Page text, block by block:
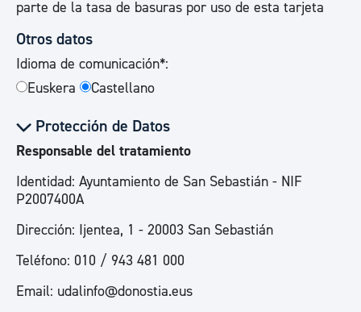
parte de la tasa de basuras por uso de esta tarjeta
Otros datos
Idioma de comunicación*:
Euskera
Castellano
Protección de Datos
Responsable del tratamiento
Identidad: Ayuntamiento de San Sebastián - NIF
P2007400A
Dirección: Ijentea, 1 - 20003 San Sebastián
Teléfono: 010 / 943 481 000
Email: udalinfo@donostia.eus